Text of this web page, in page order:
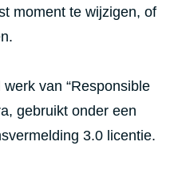
moment te wijzigen, of
van “Responsible
gebruikt onder een
3.0 licentie.